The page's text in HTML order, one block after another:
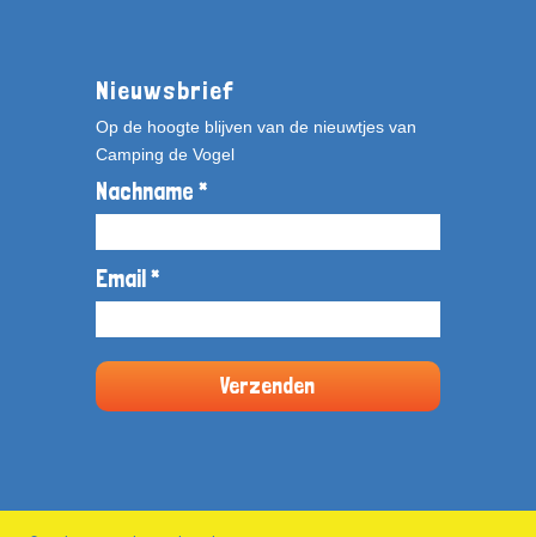
Nieuwsbrief
Op de hoogte blijven van de nieuwtjes van
Camping de Vogel
Nachname *
Email *